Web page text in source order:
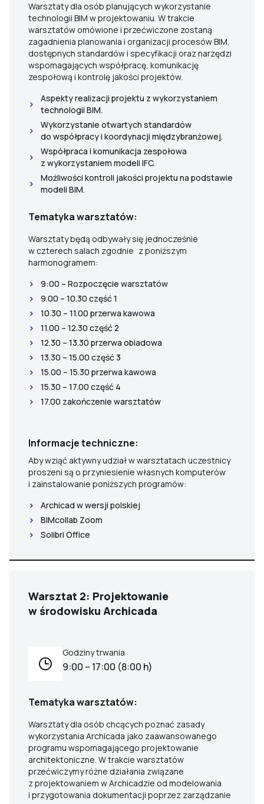
Warsztaty dla osób planujących wykorzystanie
technologii BIM w projektowaniu. W trakcie
warsztatów omówione i przećwiczone zostaną
zagadnienia planowania i organizacji procesów BIM,
dostępnych standardów i specyfikacji oraz narzędzi
wspomagających współpracę, komunikację
zespołową i kontrolę jakości projektów.
Aspekty realizacji projektu z wykorzystaniem
technologii BIM.
Wykorzystanie otwartych standardów
do współpracy i koordynacji międzybranżowej.
Współpraca i komunikacja zespołowa
z wykorzystaniem modeli IFC.
Możliwości kontroli jakości projektu na podstawie
modeli BIM.
Tematyka warsztatów:
Warsztaty będą odbywały się jednocześnie
w czterech salach zgodnie z poniższym
harmonogramem:
9:00 – Rozpoczęcie warsztatów
9.00 – 10.30 część 1
10.30 – 11.00 przerwa kawowa
11.00 – 12.30 część 2
12.30 – 13.30 przerwa obiadowa
13.30 – 15.00 część 3
15.00 – 15.30 przerwa kawowa
15.30 – 17.00 część 4
17.00 zakończenie warsztatów
Informacje techniczne:
Aby wziąć aktywny udział w warsztatach uczestnicy
proszeni są o przyniesienie własnych komputerów
i zainstalowanie poniższych programów:
Archicad w wersji polskiej
BIMcollab Zoom
Solibri Office
Warsztat 2: Projektowanie
w środowisku Archicada
Godziny trwania
9:00 – 17:00 (8:00 h)
Tematyka warsztatów:
Warsztaty dla osób chcących poznać zasady
wykorzystania Archicada jako zaawansowanego
programu wspomagającego projektowanie
architektoniczne. W trakcie warsztatów
przećwiczymy różne działania związane
z projektowaniem w Archicadzie od modelowania
i przygotowania dokumentacji poprzez zarządzanie